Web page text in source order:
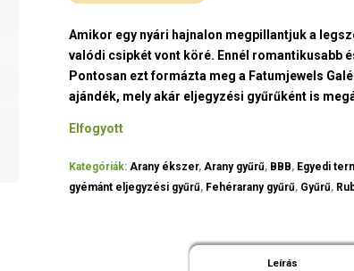
Amikor egy nyári hajnalon megpillantjuk a
valódi csipkét vont köré. Ennél romantikusabb
Pontosan ezt formázta meg a Fatumjewels
ajándék, mely akár eljegyzési gyűrűként is
Elfogyott
Kategóriák:Arany ékszer,Arany gyűrű, BBB, Egyedi
gyémánt eljegyzési gyűrű, Fehérarany gyűrű, Gyűrű,
Leírás